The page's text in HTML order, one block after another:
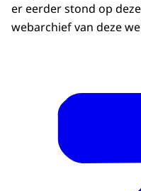
er eerder stond op
webarchief van deze